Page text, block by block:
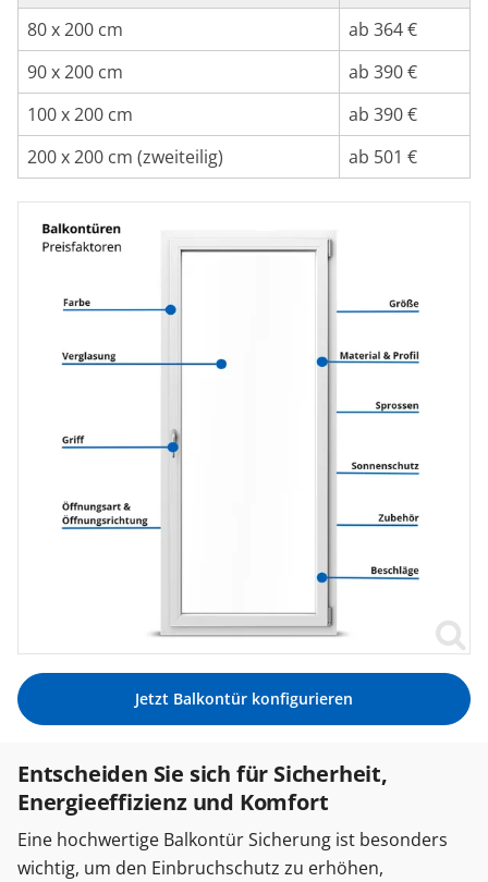
80 x 200 cm
ab 364 €
90 x 200 cm
ab 390 €
100 x 200 cm
ab 390 €
200 x 200 cm (zweiteilig)
ab 501 €
Jetzt Balkontür konfigurieren
Entscheiden Sie sich für Sicherheit,
Energieeffizienz und Komfort
Eine hochwertige Balkontür Sicherung ist besonders
wichtig, um den Einbruchschutz zu erhöhen,